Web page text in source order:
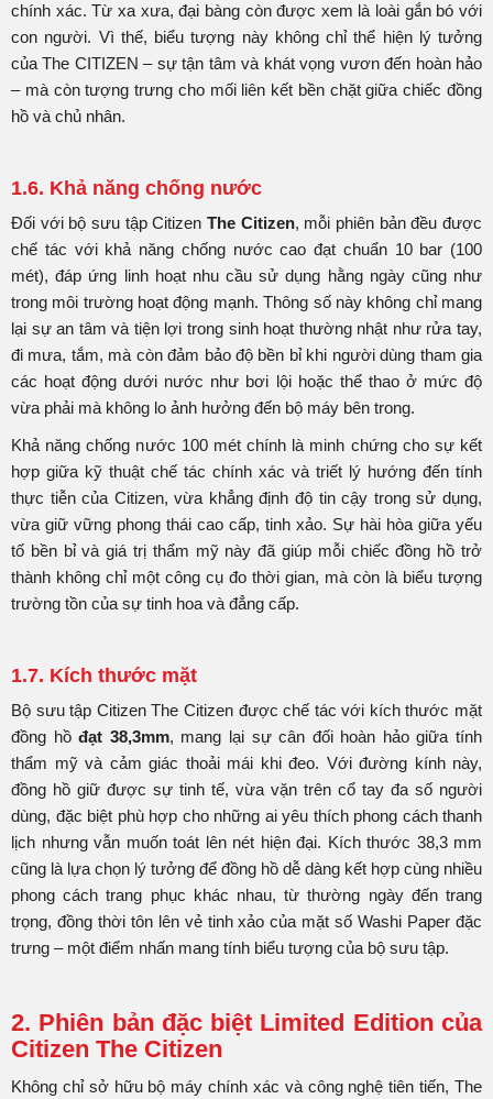
chính xác. Từ xa xưa, đại bàng còn được xem là loài gắn bó với
con người. Vì thế, biểu tượng này không chỉ thể hiện lý tưởng
của The CITIZEN – sự tận tâm và khát vọng vươn đến hoàn hảo
– mà còn tượng trưng cho mối liên kết bền chặt giữa chiếc đồng
hồ và chủ nhân.
1.6. Khả năng chống nước
Đối với bộ sưu tập Citizen The Citizen, mỗi phiên bản đều được
chế tác với khả năng chống nước cao đạt chuẩn 10 bar (100
mét), đáp ứng linh hoạt nhu cầu sử dụng hằng ngày cũng như
trong môi trường hoạt động mạnh. Thông số này không chỉ mang
lại sự an tâm và tiện lợi trong sinh hoạt thường nhật như rửa tay,
đi mưa, tắm, mà còn đảm bảo độ bền bỉ khi người dùng tham gia
các hoạt động dưới nước như bơi lội hoặc thể thao ở mức độ
vừa phải mà không lo ảnh hưởng đến bộ máy bên trong.
Khả năng chống nước 100 mét chính là minh chứng cho sự kết
hợp giữa kỹ thuật chế tác chính xác và triết lý hướng đến tính
thực tiễn của Citizen, vừa khẳng định độ tin cậy trong sử dụng,
vừa giữ vững phong thái cao cấp, tinh xảo. Sự hài hòa giữa yếu
tố bền bỉ và giá trị thẩm mỹ này đã giúp mỗi chiếc đồng hồ trở
thành không chỉ một công cụ đo thời gian, mà còn là biểu tượng
trường tồn của sự tinh hoa và đẳng cấp.
1.7. Kích thước mặt
Bộ sưu tập Citizen The Citizen được chế tác với kích thước mặt
đồng hồđạt 38,3mm, mang lại sự cân đối hoàn hảo giữa tính
thẩm mỹ và cảm giác thoải mái khi đeo. Với đường kính này,
đồng hồ giữ được sự tinh tế, vừa vặn trên cổ tay đa số người
dùng, đặc biệt phù hợp cho những ai yêu thích phong cách thanh
lịch nhưng vẫn muốn toát lên nét hiện đại. Kích thước 38,3 mm
cũng là lựa chọn lý tưởng để đồng hồ dễ dàng kết hợp cùng nhiều
phong cách trang phục khác nhau, từ thường ngày đến trang
trọng, đồng thời tôn lên vẻ tinh xảo của mặt số Washi Paper đặc
trưng – một điểm nhấn mang tính biểu tượng của bộ sưu tập.
2. Phiên bản đặc biệt Limited Edition của
Citizen The Citizen
Không chỉ sở hữu bộ máy chính xác và công nghệ tiên tiến, The